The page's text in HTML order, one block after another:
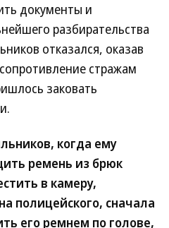
документы и
разбирательства
отказался, оказав
стражам
заковать
когда ему
ремень из брюк
в камеру,
полицейского, сначала
его ремнем по голове,